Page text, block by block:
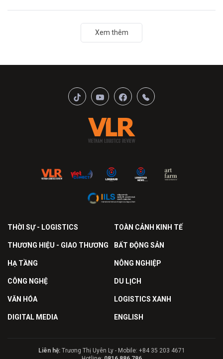
Xem thêm
THỜI SỰ - LOGISTICS TOÀN CẢNH KINH TẾ
THƯƠNG HIỆU - GIAO THƯƠNG BẤT ĐỘNG SẢN
HẠ TẦNG NÔNG NGHIỆP
CÔNG NGHỆ DU LỊCH
VĂN HÓA LOGISTICS XANH
DIGITAL MEDIA ENGLISH
Liên hệ:Trương Thị Uyên Ly - Mobile: +84 35 203 4671